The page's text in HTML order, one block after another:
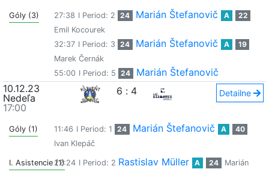
Góly (3) 27:38 I Period: 2 24 Marián Štefanovič A
22
Emil Kocourek
32:37 I Period: 3 24 Marián Štefanovič A
19
Marek Černák
55:00 I Period: 5 24
Marián Štefanovič
10.12.23
Nedeľa
17:00
6 : 4 Detailne
Góly (1) 11:46 I Period: 1 24 Marián Štefanovič A
40
Ivan Klepáč
I. Asistencie (1)22:24 I Period: 2 Rastislav Müller A 24
Marián